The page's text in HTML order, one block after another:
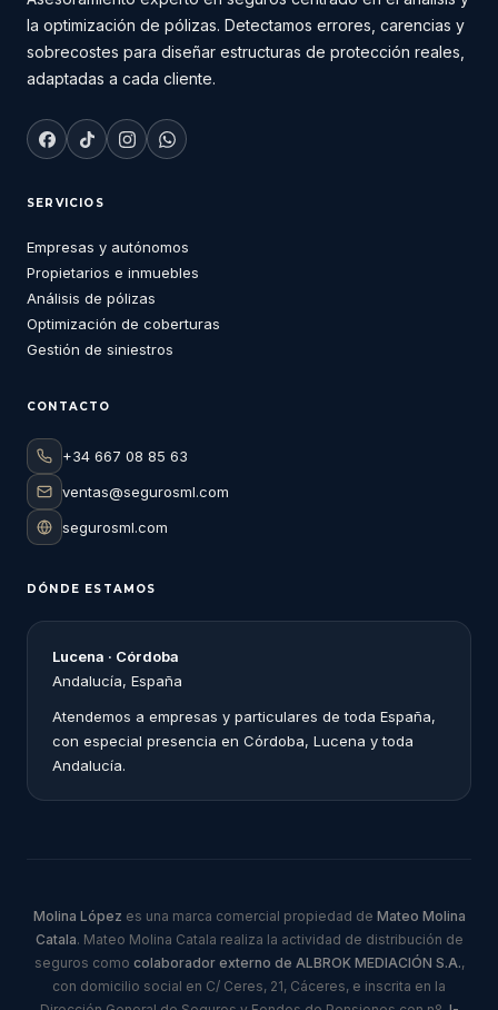
la optimización de pólizas. Detectamos errores, carencias y
sobrecostes para diseñar estructuras de protección reales,
adaptadas a cada cliente.
SERVICIOS
Empresas y autónomos
Propietarios e inmuebles
Análisis de pólizas
Optimización de coberturas
Gestión de siniestros
CONTACTO
+34 667 08 85 63
ventas@segurosml.com
segurosml.com
DÓNDE ESTAMOS
Lucena · Córdoba
Andalucía, España
Atendemos a empresas y particulares de toda España,
con especial presencia en Córdoba, Lucena y toda
Andalucía.
Molina López es una marca comercial propiedad de Mateo Molina
Catala. Mateo Molina Catala realiza la actividad de distribución de
seguros como colaborador externo de ALBROK MEDIACIÓN S.A.,
con domicilio social en C/ Ceres, 21, Cáceres, e inscrita en la